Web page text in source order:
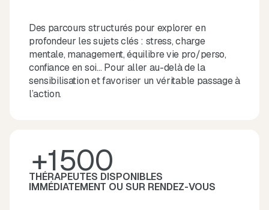
Des parcours structurés pour explorer en
profondeur les sujets clés : stress, charge
mentale, management, équilibre vie pro/perso,
confiance en soi… Pour aller au-delà de la
sensibilisation et favoriser un véritable passage à
l’action.
+1500
THÉRAPEUTES DISPONIBLES
IMMÉDIATEMENT OU SUR RENDEZ-VOUS